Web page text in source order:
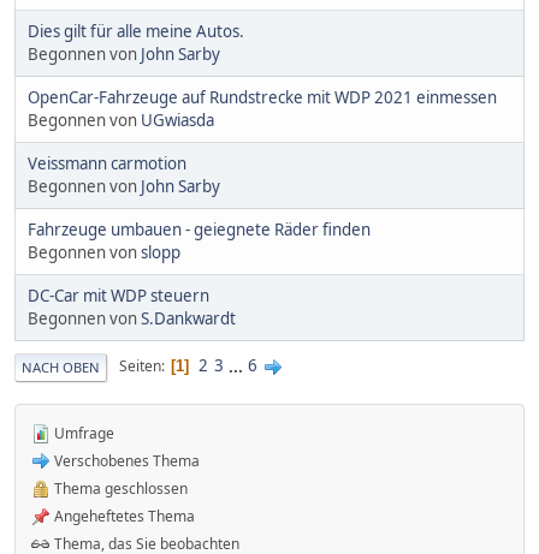
Dies gilt für alle meine Autos.
Begonnen von John Sarby
OpenCar-Fahrzeuge auf Rundstrecke mit WDP 2021 einmessen
Begonnen von UGwiasda
Veissmann carmotion
Begonnen von John Sarby
Fahrzeuge umbauen - geiegnete Räder finden
Begonnen vonslopp
DC-Car mit WDP steuern
Begonnen vonS.Dankwardt
NACH OBEN Seiten 1 2 3 ... 6
Umfrage
Verschobenes Thema
Thema geschlossen
Angeheftetes Thema
Thema, das Sie beobachten